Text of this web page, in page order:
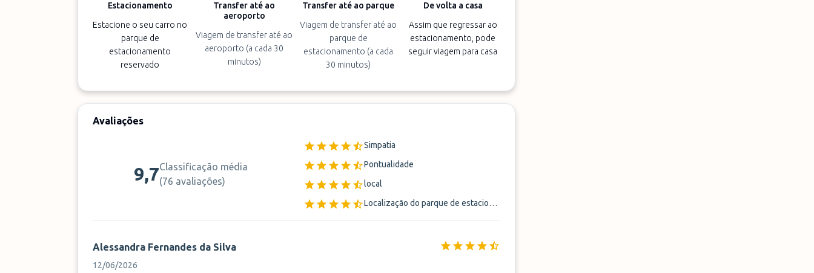
Estacionamento
Estacione o seu carro no
parque de
estacionamento
reservado
Transfer até ao
aeroporto
Viagem de transfer até ao
aeroporto (a cada 30
minutos)
Transfer até ao parque
Viagem de transfer até ao
parque de
estacionamento (a cada
30 minutos)
De volta a casa
Assim que regressar ao
estacionamento, pode
seguir viagem para casa
Avaliações
9,7Classificação média
(76 avaliações)
Simpatia
Pontualidade
local
Localização do parque de estacionamento
Alessandra Fernandes da Silva
12/06/2026